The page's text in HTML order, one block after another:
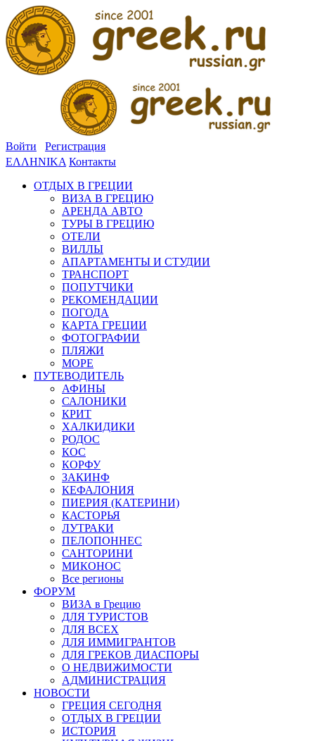
Войти
Регистрация
ΕΛΛΗΝΙΚΑ Контакты
ОТДЫХ В ГРЕЦИИ
ВИЗА В ГРЕЦИЮ
АРЕНДА АВТО
ТУРЫ В ГРЕЦИЮ
ОТЕЛИ
ВИЛЛЫ
АПАРТАМЕНТЫ И СТУДИИ
ТРАНСПОРТ
ПОПУТЧИКИ
РЕКОМЕНДАЦИИ
ПОГОДА
КАРТА ГРЕЦИИ
ФОТОГРАФИИ
ПЛЯЖИ
МОРЕ
ПУТЕВОДИТЕЛЬ
АФИНЫ
САЛОНИКИ
КРИТ
ХАЛКИДИКИ
РОДОС
КОС
КОРФУ
ЗАКИНФ
КЕФАЛОНИЯ
ПИЕРИЯ (КАТЕРИНИ)
КАСТОРЬЯ
ЛУТРАКИ
ПЕЛОПОННЕС
САНТОРИНИ
МИКОНОС
Все регионы
ФОРУМ
ВИЗА в Грецию
ДЛЯ ТУРИСТОВ
ДЛЯ ВСЕХ
ДЛЯ ИММИГРАНТОВ
ДЛЯ ГРЕКОВ ДИАСПОРЫ
О НЕДВИЖИМОСТИ
АДМИНИСТРАЦИЯ
НОВОСТИ
ГРЕЦИЯ СЕГОДНЯ
ОТДЫХ В ГРЕЦИИ
ИСТОРИЯ